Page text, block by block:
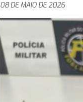
08 DE MAIO DE 2026